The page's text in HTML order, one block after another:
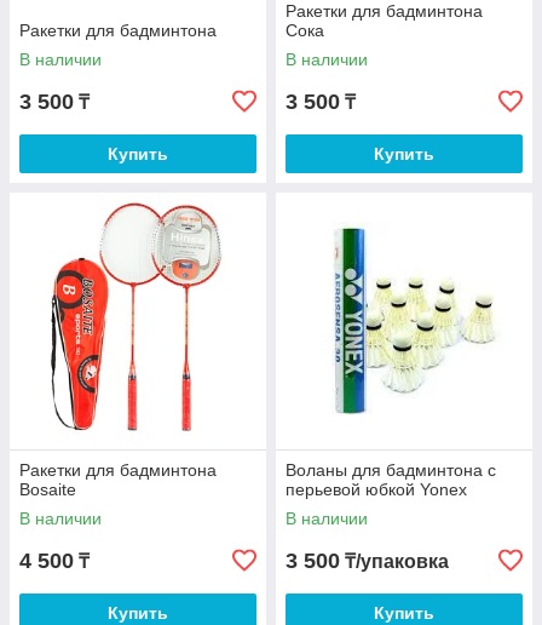
Ракетки для бадминтона
В наличии
3 500 ₸
Купить
Ракетки для бадминтона
Coка
В наличии
3 500 ₸
Купить
Ракетки для бадминтона
Bosaite
В наличии
4 500 ₸
Купить
Воланы для бадминтона с
перьевой юбкой Yonex
В наличии
3 500 ₸/упаковка
Купить